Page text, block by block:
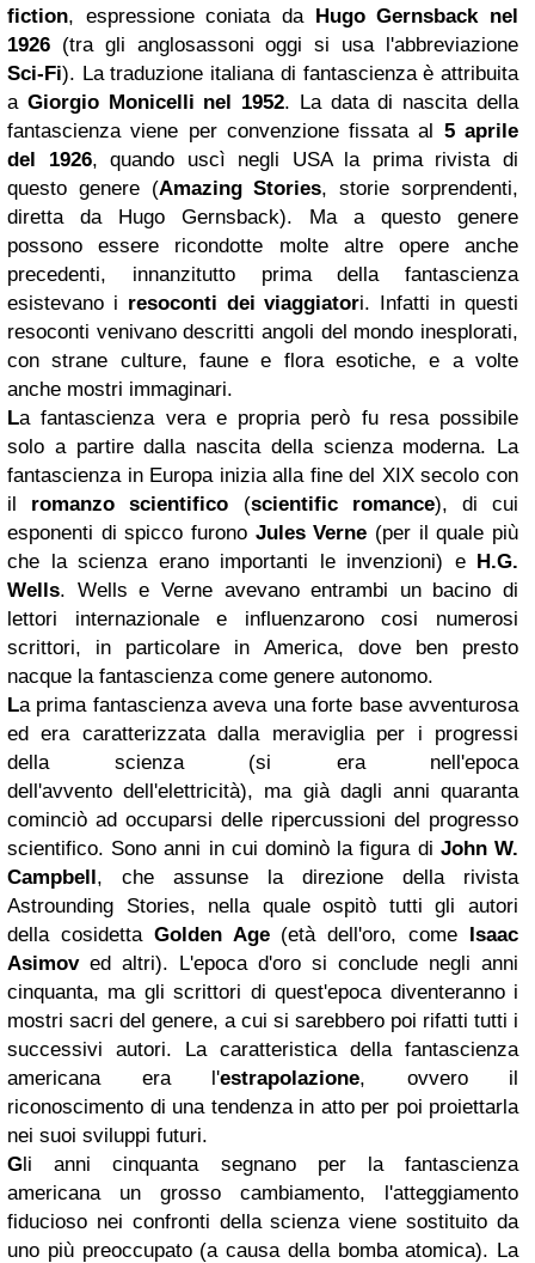
fiction, espressione coniata da Hugo Gernsback nel
1926 (tra gli anglosassoni oggi si usa l'abbreviazione
Sci-Fi). La traduzione italiana di fantascienza è attribuita
a Giorgio Monicelli nel 1952. La data di nascita della
fantascienza viene per convenzione fissata al 5 aprile
del 1926, quando uscì negli USA la prima rivista di
questo genere (Amazing Stories, storie sorprendenti,
diretta da Hugo Gernsback). Ma a questo genere
possono essere ricondotte molte altre opere anche
precedenti, innanzitutto prima della fantascienza
esistevano i resoconti dei viaggiatori. Infatti in questi
resoconti venivano descritti angoli del mondo inesplorati,
con strane culture, faune e flora esotiche, e a volte
anche mostri immaginari.
La fantascienza vera e propria però fu resa possibile
solo a partire dalla nascita della scienza moderna. La
fantascienza in Europa inizia alla fine del XIX secolo con
il romanzo scientifico (scientific romance), di cui
esponenti di spicco furono Jules Verne (per il quale più
che la scienza erano importanti le invenzioni) e H.G.
Wells. Wells e Verne avevano entrambi un bacino di
lettori internazionale e influenzarono cosi numerosi
scrittori, in particolare in America, dove ben presto
nacque la fantascienza come genere autonomo.
La prima fantascienza aveva una forte base avventurosa
ed era caratterizzata dalla meraviglia per i progressi
della scienza (si era nell'epoca
dell'avvento dell'elettricità), ma già dagli anni quaranta
cominciò ad occuparsi delle ripercussioni del progresso
scientifico. Sono anni in cui dominò la figura di John W.
Campbell, che assunse la direzione della rivista
Astrounding Stories, nella quale ospitò tutti gli autori
della cosidetta Golden Age(età dell'oro, come Isaac
Asimoved altri). L'epoca d'oro si conclude negli anni
cinquanta, ma gli scrittori di quest'epoca diventeranno i
mostri sacri del genere, a cui si sarebbero poi rifatti tutti i
successivi autori. La caratteristica della fantascienza
americana era l'estrapolazione, ovvero il
riconoscimento di una tendenza in atto per poi proiettarla
nei suoi sviluppi futuri.
Gli anni cinquanta segnano per la fantascienza
americana un grosso cambiamento, l'atteggiamento
fiducioso nei confronti della scienza viene sostituito da
uno più preoccupato (a causa della bomba atomica). La